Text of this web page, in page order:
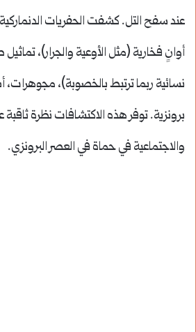
عند سفح التل. كشفت الحفريات
أوانٍ فخارية (مثل الأوعية والجرار)،
نسائية ربما ترتبط بالخصوبة)،
برونزية. توفر هذه الاكتشافات نظرة ثاقبة
والاجتماعية في حماة في العصر البرونزي.